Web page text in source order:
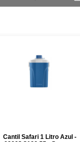
Cantil Safari 1 Litro Azul -